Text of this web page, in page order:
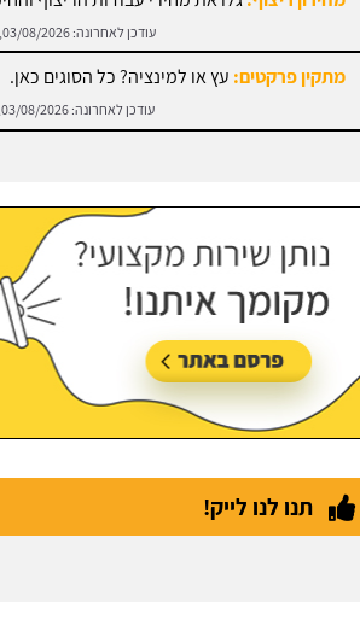
מתקין פרקטים:עץ או למינציה? כל הסוגים כאן.
עודכן לאחרונה:03/08/2026, בשעה 13:31
תנו לנו לייק!